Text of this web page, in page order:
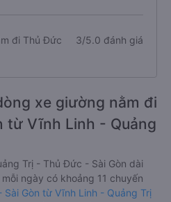
đi Thủ Đức 3/5.0 đánh giá
xe giường nằm đi
từ Vĩnh Linh - Quảng
Trị - Thủ Đức - Sài Gòn dài
ngày có khoảng 11 chuyến
Gòn từ Vĩnh Linh - Quảng Trị